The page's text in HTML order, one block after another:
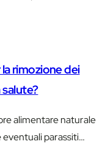
rimozione dei
alimentare naturale
eventuali parassiti